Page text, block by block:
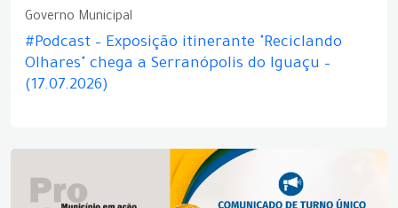
Governo Municipal
#Podcast – Exposição itinerante "Reciclando
Olhares" chega a Serranópolis do Iguaçu –
(17.07.2026)